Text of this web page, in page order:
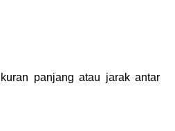
panjang atau jarak antar